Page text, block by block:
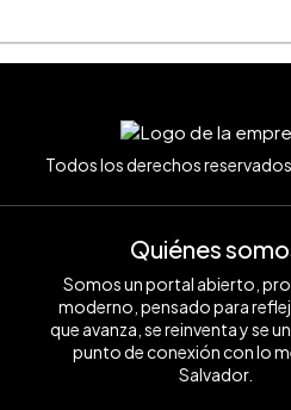
Todos los derechos
Quiénes
Somos un portal abierto,
moderno, pensado para
que avanza, se reinventa y se
punto de conexión con lo
Salvador.